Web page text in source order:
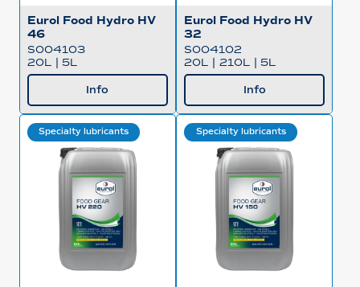
Eurol Food Hydro HV
46
S004103
20L | 5L
Info
Eurol Food Hydro HV
32
S004102
20L | 210L | 5L
Info
Specialty lubricants Specialty lubricants